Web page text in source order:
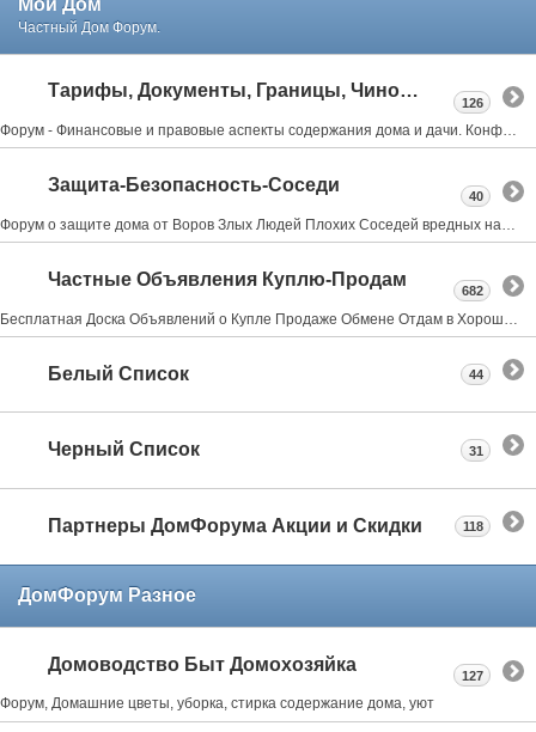
Частный Дом Форум.
Тарифы, Документы, Границы, Чиновники
Форум - Финансовые и правовые аспекты содержания дома и дачи. Конфликты с соседями, властями.
126
Защита-Безопасность-Соседи
Форум о защите дома от Воров Злых Людей Плохих Соседей вредных насекомых и грызунах всё что может испортить нам жизнь в своем доме даче квартире
40
Частные Объявления Куплю-Продам
682
Белый Список 44
Черный Список 31
Партнеры ДомФорума Акции и Скидки 118
ДомФорум Разное
Домоводство Быт Домохозяйка
Форум, Домашние цветы, уборка, стирка содержание дома, уют
127